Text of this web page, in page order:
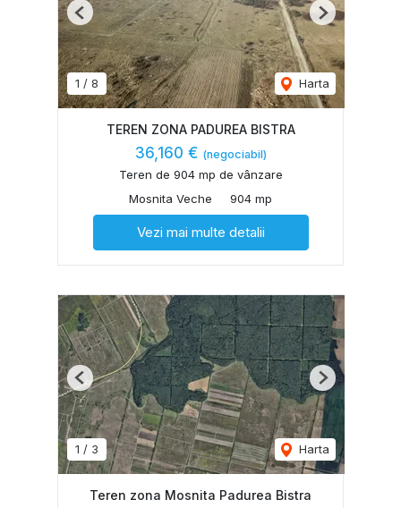
1 / 8 Harta
Previous Next
TEREN ZONA PADUREA BISTRA
36,160 € (negociabil)
Teren de 904 mp de vânzare
Mosnita Veche
904 mp
Vezi mai multe detalii
1 / 3 Harta
Previous Next
Teren zona Mosnita Padurea Bistra